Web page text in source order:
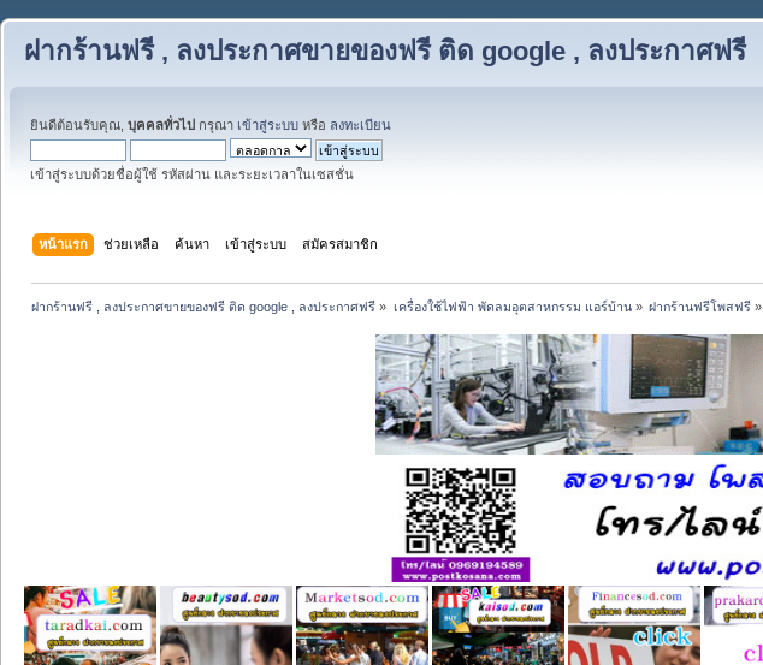
ฝากร้านฟรี , ลงประกาศขายของฟรี ติด google , ลงประกาศฟรี
ยินดีต้อนรับคุณ, บุคคลทั่วไป กรุณา เข้าสู่ระบบ หรือ ลงทะเบียน
เข้าสู่ระบบด้วยชื่อผู้ใช้ รหัสผ่าน และระยะเวลาในเซสชั่น
หน้าแรก ช่วยเหลือ ค้นหา เข้าสู่ระบบ สมัครสมาชิก
ฝากร้านฟรี , ลงประกาศขายของฟรี ติด google , ลงประกาศฟรี » เครื่องใช้ไฟฟ้า พัดลมอุตสาหกรรม แอร์บ้าน» ฝากร้านฟรีโพสฟรี»